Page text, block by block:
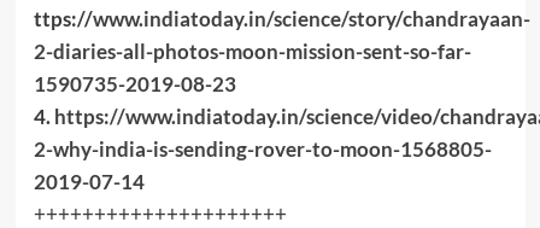
ttps://www.indiatoday.in/science/story/chandrayaan-
2-diaries-all-photos-moon-mission-sent-so-far-
1590735-2019-08-23
4.https://www.indiatoday.in/science/video/
2-why-india-is-sending-rover-to-moon-1568805-
2019-07-14
+++++++++++++++++++++